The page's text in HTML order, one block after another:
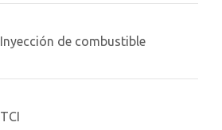
Inyección de combustible
TCI